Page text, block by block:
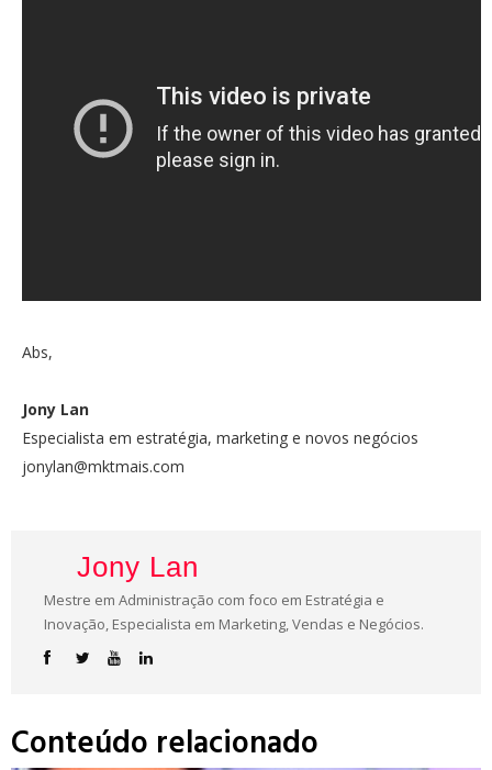
Abs,
Jony Lan
Especialista em estratégia, marketing e novos negócios
jonylan@mktmais.com
Jony Lan
Mestre em Administração com foco em Estratégia e
Inovação, Especialista em Marketing, Vendas e Negócios.
Conteúdo relacionado